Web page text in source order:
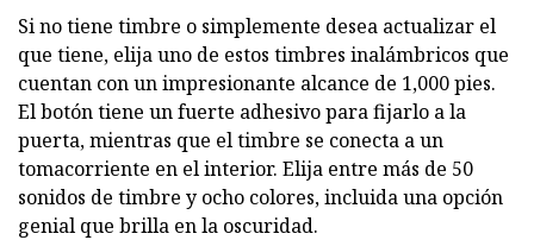
Si no tiene timbre o simplemente desea actualizar el
que tiene, elija uno de estos timbres inalámbricos que
cuentan con un impresionante alcance de 1,000 pies.
El botón tiene un fuerte adhesivo para fijarlo a la
puerta, mientras que el timbre se conecta a un
tomacorriente en el interior. Elija entre más de 50
sonidos de timbre y ocho colores, incluida una opción
genial que brilla en la oscuridad.